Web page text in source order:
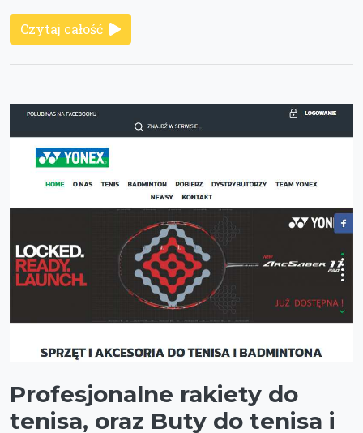
Czytaj całość
Profesjonalne rakiety do
tenisa, oraz Buty do tenisa i